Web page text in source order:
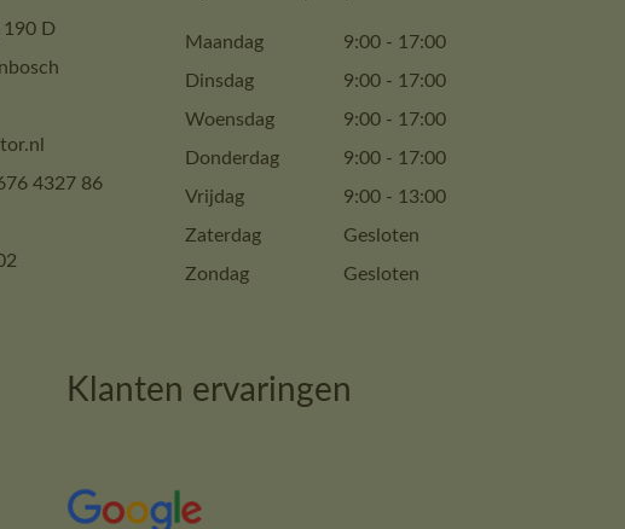
190 D
4327 86
Maandag 9:00 - 17:00
Dinsdag
9:00 - 17:00
Woensdag
9:00 - 17:00
Donderdag
9:00 - 17:00
Vrijdag
9:00 - 13:00
Zaterdag
Gesloten
Zondag
Gesloten
Klanten ervaringen